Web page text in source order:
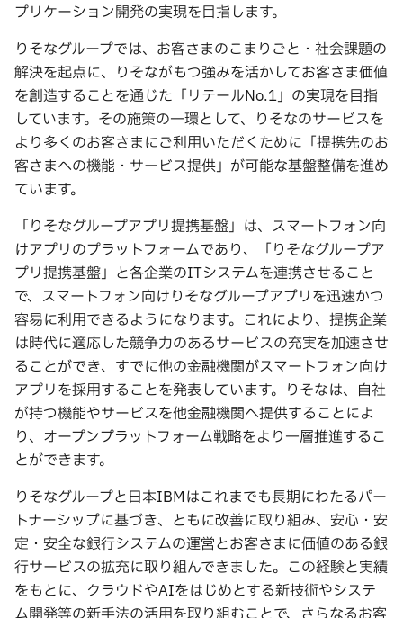
プリケーション開発の実現を目指します。
りそなグループでは、お客さまのこまりごと・社会課題の
解決を起点に、りそながもつ強みを活かしてお客さま価値
を創造することを通じた「リテールNo.1」の実現を目指
しています。その施策の一環として、りそなのサービスを
より多くのお客さまにご利用いただくために「提携先のお
客さまへの機能・サービス提供」が可能な基盤整備を進め
ています。
「りそなグループアプリ提携基盤」は、スマートフォン向
けアプリのプラットフォームであり、「りそなグループア
プリ提携基盤」と各企業のITシステムを連携させること
で、スマートフォン向けりそなグループアプリを迅速かつ
容易に利用できるようになります。これにより、提携企業
は時代に適応した競争力のあるサービスの充実を加速させ
ることができ、すでに他の金融機関がスマートフォン向け
アプリを採用することを発表しています。りそなは、自社
が持つ機能やサービスを他金融機関へ提供することによ
り、オープンプラットフォーム戦略をより一層推進するこ
とができます。
りそなグループと日本IBMはこれまでも長期にわたるパー
トナーシップに基づき、ともに改善に取り組み、安心・安
定・安全な銀行システムの運営とお客さまに価値のある銀
行サービスの拡充に取り組んできました。この経験と実績
をもとに、クラウドやAIをはじめとする新技術やシステ